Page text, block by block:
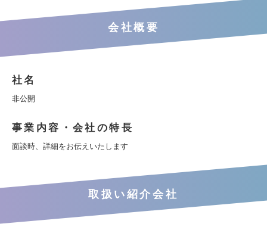
会社概要
社名
非公開
事業内容・会社の特長
面談時、詳細をお伝えいたします
取扱い紹介会社